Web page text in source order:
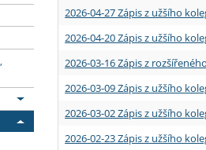
Absolventi fakulty
Vyjíždějící zaměstnanci
2026-04-27 Zápis z užšího
2026-04-20 Zápis z užšího
2026-03-16 Zápis z
2026-03-09 Zápis z užšího
2026-03-02 Zápis z užšího
2026-02-23 Zápis z užšího